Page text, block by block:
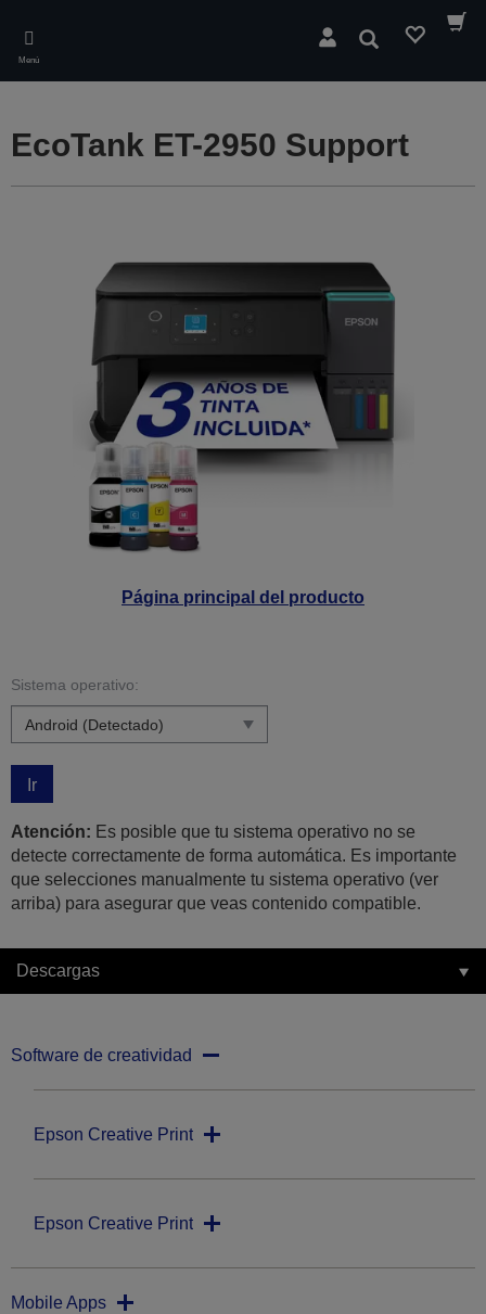
main
content
Menú
Buscar
Página principal del producto
EcoTank ET-2950 Support
Sistema operativo:
Ir
Atención: Es posible que tu sistema operativo no se
detecte correctamente de forma automática. Es importante
que selecciones manualmente tu sistema operativo (ver
arriba) para asegurar que veas contenido compatible.
Descargas
Software de creatividad
Epson Creative Print
Epson Creative Print
Mobile Apps